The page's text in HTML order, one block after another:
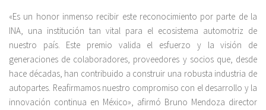
«Es un honor inmenso recibir este reconocimiento por parte de la
INA, una institución tan vital para el ecosistema automotriz de
nuestro país. Este premio valida el esfuerzo y la visión de
generaciones de colaboradores, proveedores y socios que, desde
hace décadas, han contribuido a construir una robusta industria de
autopartes. Reafirmamos nuestro compromiso con el desarrollo y la
innovación continua en México», afirmó Bruno Mendoza director